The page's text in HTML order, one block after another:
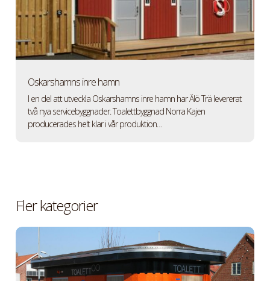
Oskarshamns inre hamn
I en del att utveckla Oskarshamns inre hamn har Älö Trä levererat
två nya servicebyggnader. Toalettbyggnad Norra Kajen
producerades helt klar i vår produktion…
Fler kategorier